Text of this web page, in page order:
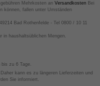
Mehrkosten an VersandkostenBei
können, fallen unter Umständen
Bad Rothenfelde - Tel 0800 / 10 11
in haushaltsüblichen Mengen.
zu 6 Tage.
kann es zu längeren Lieferzeiten und
Sie informiert.